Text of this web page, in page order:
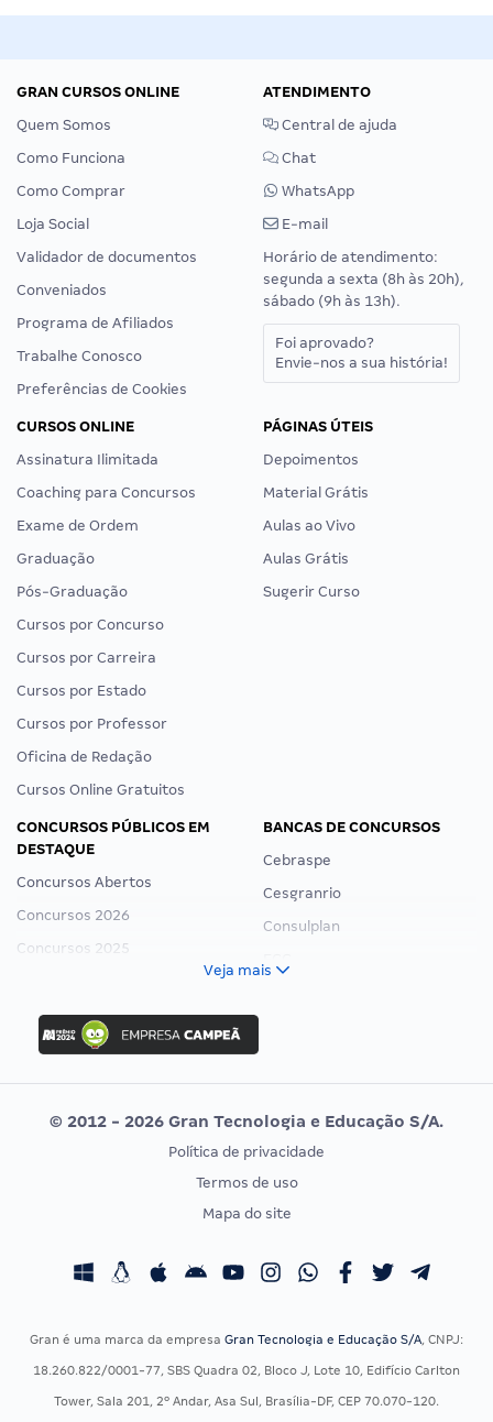
GRAN CURSOS ONLINE
Quem Somos
Como Funciona
Como Comprar
Loja Social
Validador de documentos
Conveniados
Programa de Afiliados
Trabalhe Conosco
Preferências de Cookies
ATENDIMENTO
Central de ajuda
Chat
WhatsApp
E-mail
Horário de atendimento:
segunda a sexta (8h às 20h),
sábado (9h às 13h).
Foi aprovado?
Envie-nos a sua história!
CURSOS ONLINE
Assinatura Ilimitada
Coaching para Concursos
Exame de Ordem
Graduação
Pós-Graduação
Cursos por Concurso
Cursos por Carreira
Cursos por Estado
Cursos por Professor
Oficina de Redação
Cursos Online Gratuitos
PÁGINAS ÚTEIS
Depoimentos
Material Grátis
Aulas ao Vivo
Aulas Grátis
Sugerir Curso
CONCURSOS PÚBLICOS EM
DESTAQUE
Concursos Abertos
Concursos 2026
Concursos 2025
Concurso Ibama
Concurso MPU
Editais publicados
BANCAS DE CONCURSOS
Cebraspe
Cesgranrio
Consulplan
Vunesp
CONCURSOS POR PROFISSÃO
Concursos Fiscais
Concursos Saúde
EXAME DE ORDEM
Calendário OAB
Veja mais
© 2012 - 2026 Gran Tecnologia e Educação S/A.
Política de privacidade
Termos de uso
Mapa do site
Gran é uma marca da empresa Gran Tecnologia e Educação S/A, CNPJ:
18.260.822/0001-77, SBS Quadra 02, Bloco J, Lote 10, Edifício Carlton
Tower, Sala 201, 2º Andar, Asa Sul, Brasília-DF, CEP 70.070-120.